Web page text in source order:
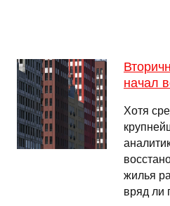
начал
Хотя
жилья
вряд ли